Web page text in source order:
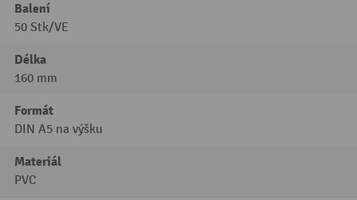
Balení
50 Stk/VE
Délka
160 mm
Formát
DIN A5 na výšku
Materiál
PVC